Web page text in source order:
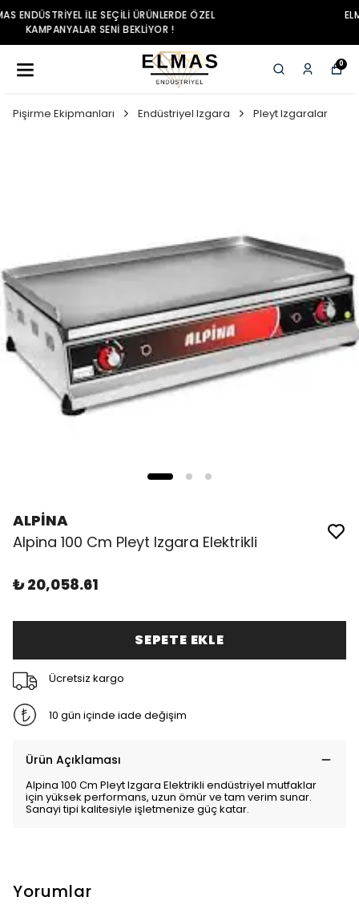
ELMAS ENDÜSTRIYEL ILE SEÇILI ÜRÜNLERDE ÖZEL
KAMPANYALAR SENI BEKLIYOR !
0
Pişirme Ekipmanları Endüstriyel Izgara Pleyt Izgaralar
ALPİNA
Alpina 100 Cm Pleyt Izgara Elektrikli
₺ 20,058.61
SEPETE EKLE
Ücretsiz kargo
10 gün içinde iade değişim
Ürün Açıklaması
Alpina 100 Cm Pleyt Izgara Elektrikli endüstriyel mutfaklar
için yüksek performans, uzun ömür ve tam verim sunar.
Sanayi tipi kalitesiyle işletmenize güç katar.
Yorumlar